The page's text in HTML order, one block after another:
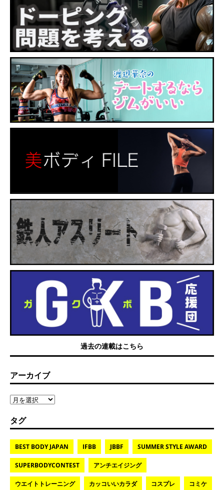
過去の連載はこちら
アーカイブ
タグ
BEST BODY JAPAN IFBB JBBF SUMMER STYLE AWARD
SUPERBODYCONTEST アンチエイジング
ウエイトトレーニング カッコいいカラダ コスプレ コミケ